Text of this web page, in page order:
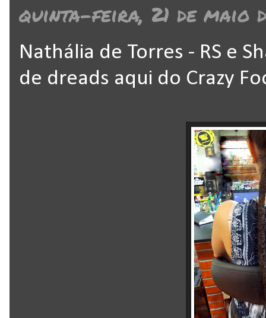
quinta-feira, 21 de maio
Nathália de Torres - RS e
de dreads aqui do Crazy